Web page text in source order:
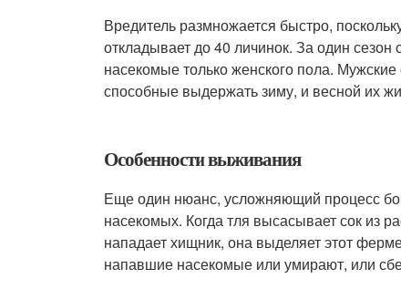
Вредитель размножается быстро,
откладывает до 40 личинок. За один
насекомые только женского пола.
способные выдержать зиму, и весной их
Особенности выживания
Еще один нюанс, усложняющий процесс
насекомых. Когда тля высасывает сок из
нападает хищник, она выделяет этот
напавшие насекомые или умирают, или